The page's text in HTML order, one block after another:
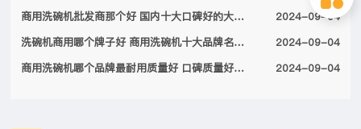
商用洗碗机批发商那个好 国内十大口碑好的大型商用洗碗机厂家名单2024
2024-09-04
洗碗机商用哪个牌子好 商用洗碗机十大品牌名单2024
2024-09-04
商用洗碗机哪个品牌最耐用质量好 口碑质量好的十大商用洗碗机品牌2024
2024-09-04